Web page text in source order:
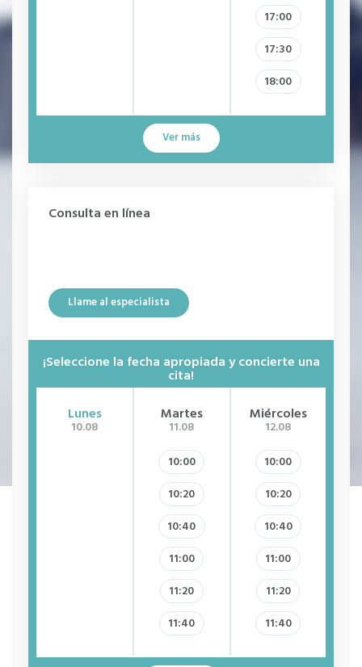
17:00
17:30
18:00
Ver más
Consulta en línea
Llame al especialista
¡Seleccione la fecha apropiada y concierte una
cita!
Lunes
10.08
Martes
11.08
10:00
10:20
10:40
11:00
11:20
11:40
Miércoles
12.08
10:00
10:20
10:40
11:00
11:20
11:40